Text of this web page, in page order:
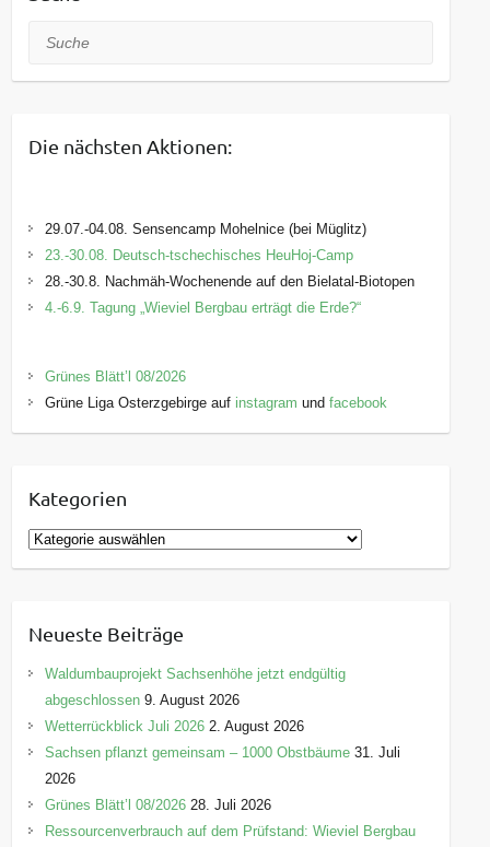
Suche
Die nächsten Aktionen:
29.07.-04.08. Sensencamp Mohelnice (bei Müglitz)
23.-30.08. Deutsch-tschechisches HeuHoj-Camp
28.-30.8. Nachmäh-Wochenende auf den Bielatal-Biotopen
4.-6.9. Tagung „Wieviel Bergbau erträgt die Erde?“
Grünes Blätt’l 08/2026
Grüne Liga Osterzgebirge auf instagram undfacebook
Kategorien
K
a
g
o
i
e
Neueste Beiträge
Waldumbauprojekt Sachsenhöhe jetzt endgültig
abgeschlossen 9. August 2026
Wetterrückblick Juli 2026 2. August 2026
Sachsen pflanzt gemeinsam – 1000 Obstbäume 31. Juli
2026
Grünes Blätt’l 08/2026 28. Juli 2026
Ressourcenverbrauch auf dem Prüfstand: Wieviel Bergbau